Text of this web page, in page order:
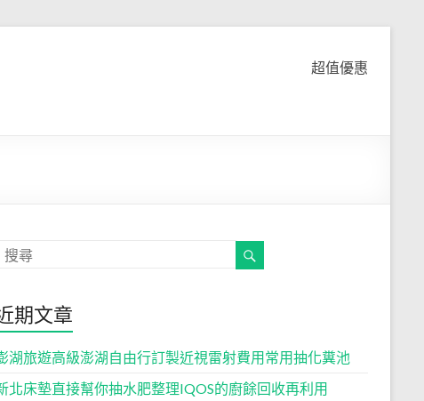
超值優惠
期文章
湖旅遊高級澎湖自由行訂製近視雷射費用常用抽化糞池
北床墊直接幫你抽水肥整理IQOS的廚餘回收再利用